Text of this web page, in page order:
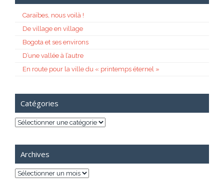
Caraïbes, nous voilà !
De village en village
Bogota et ses environs
D’une vallée à l’autre
En route pour la ville du « printemps éternel »
Catégories
Catégories
Archives
Archives